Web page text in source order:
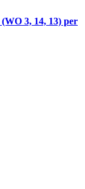
(WO 3, 14, 13) per